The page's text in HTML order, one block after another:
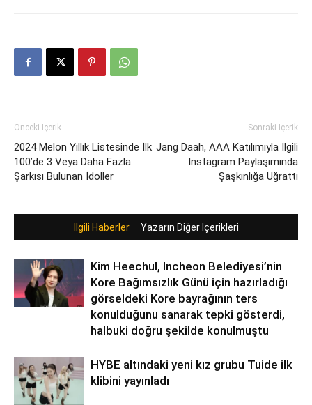
Önceki İçerik
2024 Melon Yıllık Listesinde İlk
100’de 3 Veya Daha Fazla
Şarkısı Bulunan İdoller
Sonraki İçerik
Jang Daah, AAA Katılımıyla İlgili
Instagram Paylaşımında
Şaşkınlığa Uğrattı
İlgili Haberler Yazarın Diğer İçerikleri
Kim Heechul, Incheon Belediyesi’nin
Kore Bağımsızlık Günü için hazırladığı
görseldeki Kore bayrağının ters
konulduğunu sanarak tepki gösterdi,
halbuki doğru şekilde konulmuştu
HYBE altındaki yeni kız grubu Tuide ilk
klibini yayınladı